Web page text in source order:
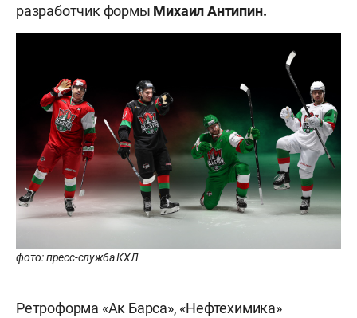
разработчик формы Михаил Антипин.
фото: пресс-служба КХЛ
Ретроформа «Ак Барса», «Нефтехимика»